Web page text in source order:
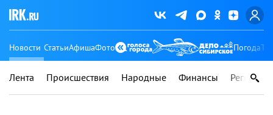
Новости СтатьиАфишаФото Погода
Лента Происшествия Народные Финансы Регионы